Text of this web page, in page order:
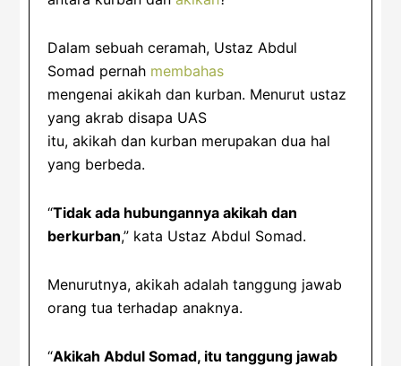
Dalam sebuah ceramah, Ustaz Abdul
Somad pernah membahas
mengenai akikah dan kurban. Menurut ustaz
yang akrab disapa UAS
itu, akikah dan kurban merupakan dua hal
yang berbeda.
“Tidak ada hubungannya akikah dan
berkurban,” kata Ustaz Abdul Somad.
Menurutnya, akikah adalah tanggung jawab
orang tua terhadap anaknya.
“Akikah Abdul Somad, itu tanggung jawab